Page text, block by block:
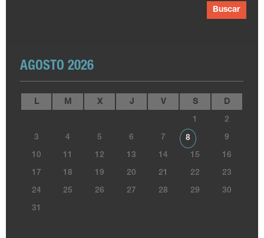
Buscar
AGOSTO 2026
L M X J V S D
1 2
3 4 5 6 7 8 9
10 11 12 13 14 15 16
17 18 19 20 21 22 23
24 25 26 27 28 29 30
31